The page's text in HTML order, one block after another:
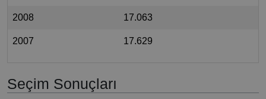
2008 17.063
2007 17.629
Seçim Sonuçları